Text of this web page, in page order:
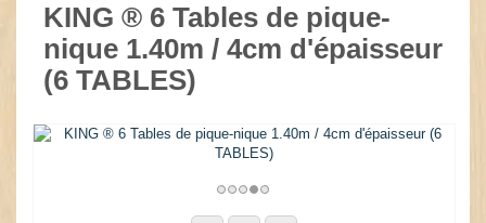
KING ® 6 Tables de pique-
nique 1.40m / 4cm d'épaisseur
(6 TABLES)